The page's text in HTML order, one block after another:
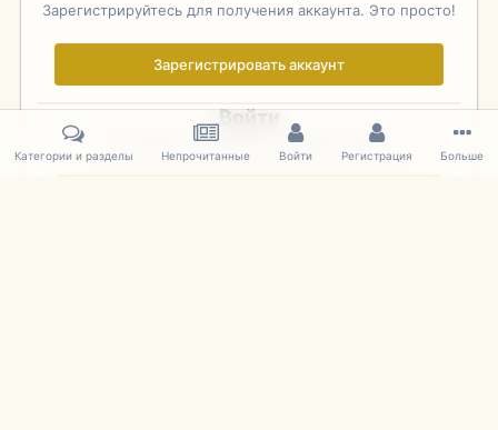
Зарегистрируйтесь для получения аккаунта. Это просто!
Зарегистрировать аккаунт
Войти
Уже зарегистрированы? Войдите здесь.
Категории и разделы Непрочитанные Войти Регистрация Больше